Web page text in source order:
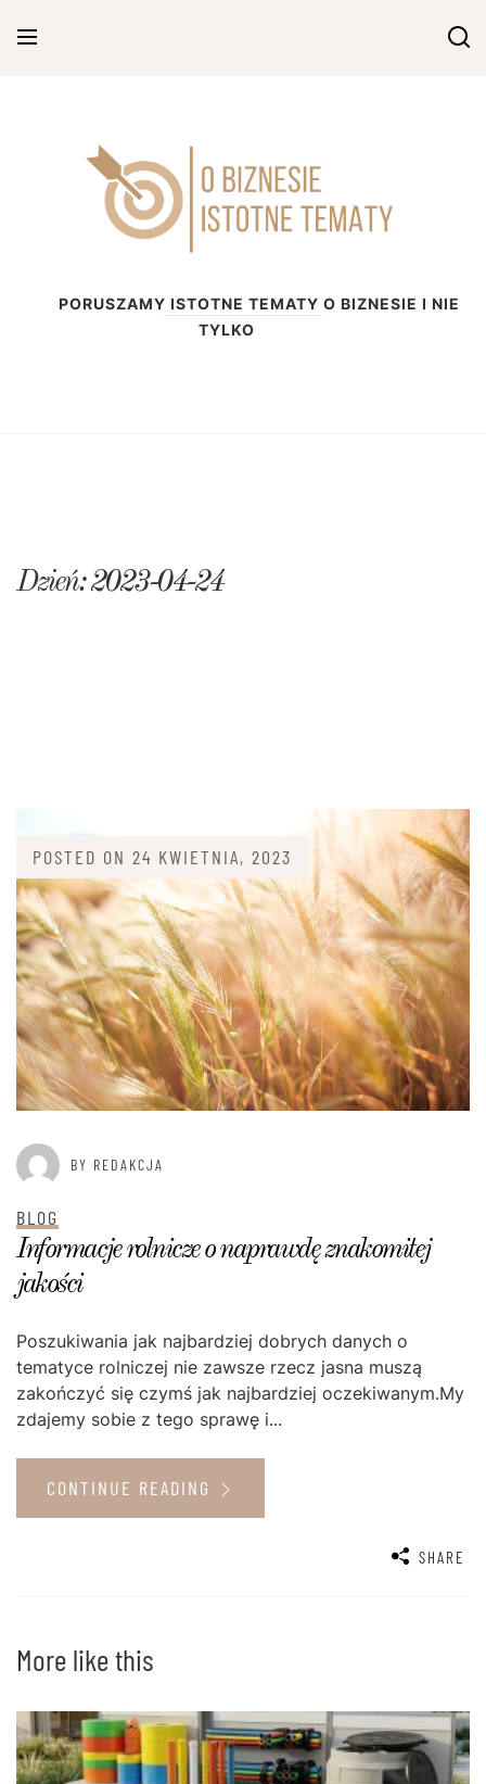
O biznesie
PORUSZAMY ISTOTNE TEMATY O BIZNESIE I NIE
TYLKO
Dzień:2023-04-24
POSTED ON 24 KWIETNIA, 2023
BY REDAKCJA
BLOG
Informacje rolnicze o naprawdę znakomitej
jakości
Poszukiwania jak najbardziej dobrych danych o
tematyce rolniczej nie zawsze rzecz jasna muszą
zakończyć się czymś jak najbardziej oczekiwanym.My
zdajemy sobie z tego sprawę i...
CONTINUE READING
SHARE
More like this